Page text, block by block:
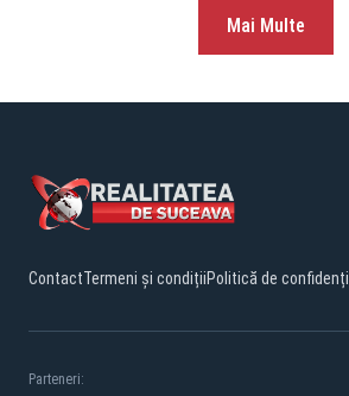
Mai Multe
ContactTermeni și condițiiPolitică de
Parteneri: